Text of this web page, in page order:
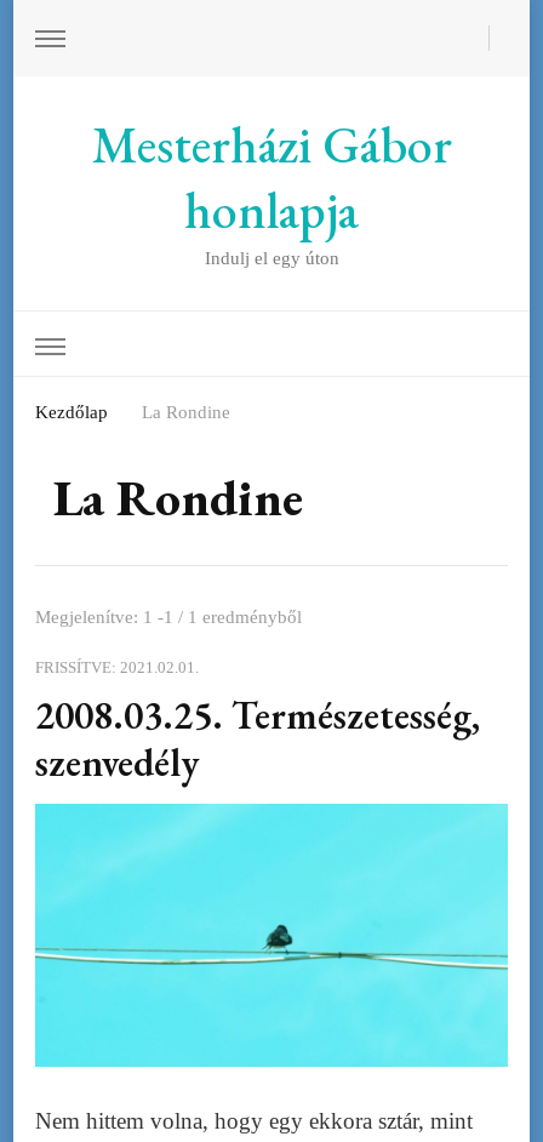
Mesterházi Gábor
honlapja
Indulj el egy úton
Kezdőlap La Rondine
La Rondine
Megjelenítve: 1 -1 / 1 eredményből
FRISSÍTVE: 2021.02.01.
2008.03.25. Természetesség,
szenvedély
Nem hittem volna, hogy egy ekkora sztár, mint